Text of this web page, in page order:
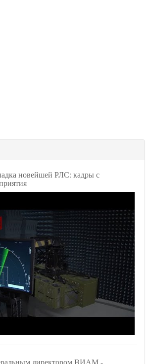
новейшей РЛС: кадры с
директором ВИАМ -